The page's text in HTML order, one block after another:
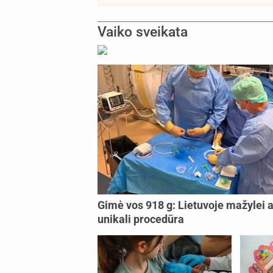
Vaiko sveikata
Gimė vos 918 g: Lietuvoje mažylei
unikali procedūra